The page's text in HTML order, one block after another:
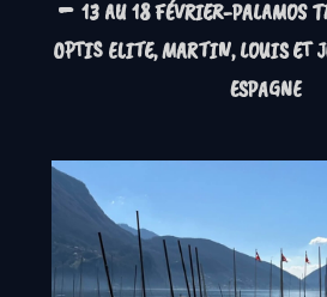
13 AU 18 FÉVRIER-PALAMOS
OPTIS ELITE, MARTIN, LOUIS ET
ESPAGNE